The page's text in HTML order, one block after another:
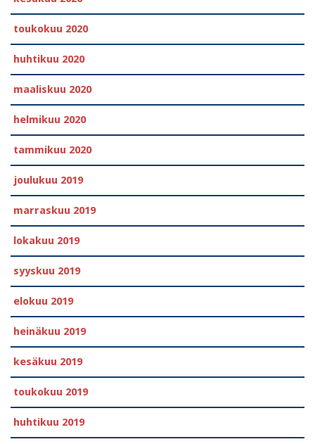
toukokuu 2020
huhtikuu 2020
maaliskuu 2020
helmikuu 2020
tammikuu 2020
joulukuu 2019
marraskuu 2019
lokakuu 2019
syyskuu 2019
elokuu 2019
heinäkuu 2019
kesäkuu 2019
toukokuu 2019
huhtikuu 2019